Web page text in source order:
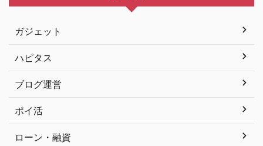
ガジェット
ハピタス
ブログ運営
ポイ活
ローン・融資